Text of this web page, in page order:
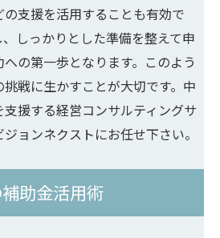
支援を活用することも有効で
しっかりとした準備を整えて申
の第一歩となります。このよう
戦に生かすことが大切です。中
援する経営コンサルティングサ
ョンネクストにお任せ下さい。
助金活用術